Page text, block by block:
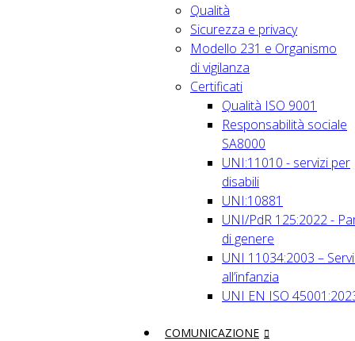
Qualità
Sicurezza e privacy
Modello 231 e Organismo
di vigilanza
Certificati
Qualità ISO 9001
Responsabilità sociale
SA8000
UNI:11010 - servizi per
disabili
UNI:10881
UNI/PdR 125:2022 -
di genere
UNI 11034:2003 –
all’infanzia
UNI EN ISO
COMUNICAZIONE